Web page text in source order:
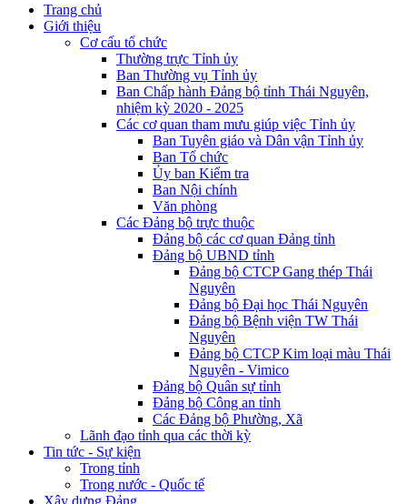
Trang chủ
Giới thiệu
Cơ cấu tổ chức
Thường trực Tỉnh ủy
Ban Thường vụ Tỉnh ủy
Ban Chấp hành Đảng bộ tỉnh Thái Nguyên,
nhiệm kỳ 2020 - 2025
Các cơ quan tham mưu giúp việc Tỉnh ủy
Ban Tuyên giáo và Dân vận Tỉnh ủy
Ban Tổ chức
Ủy ban Kiểm tra
Ban Nội chính
Văn phòng
Các Đảng bộ trực thuộc
Đảng bộ các cơ quan Đảng tỉnh
Đảng bộ UBND tỉnh
Đảng bộ CTCP Gang thép Thái
Nguyên
Đảng bộ Đại học Thái Nguyên
Đảng bộ Bệnh viện TW Thái
Nguyên
Đảng bộ CTCP Kim loại màu Thái
Nguyên - Vimico
Đảng bộ Quân sự tỉnh
Đảng bộ Công an tỉnh
Các Đảng bộ Phường, Xã
Lãnh đạo tỉnh qua các thời kỳ
Tin tức - Sự kiện
Trong tỉnh
Trong nước - Quốc tế
Xây dựng Đảng